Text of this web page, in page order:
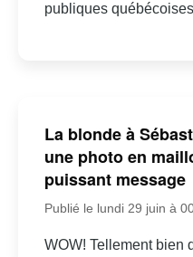
publiques
La blonde à
une photo en
puissant message
Publié le lundi 29 juin à
WOW! Tellement bien